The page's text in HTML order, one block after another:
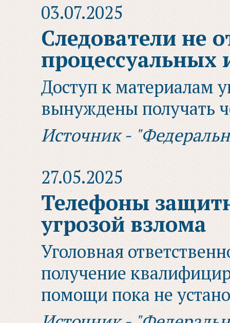
03.07.2025
Следователи не
процессуальных
Доступ к материалам
вынуждены получать
Источник -
27.05.2025
Телефоны
угрозой взлома
Уголовная
получение
помощи пока не